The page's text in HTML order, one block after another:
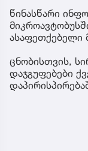
წინასწარი
ასაფეთქებელი
ცნობისთვის,
დაჯგუფებები